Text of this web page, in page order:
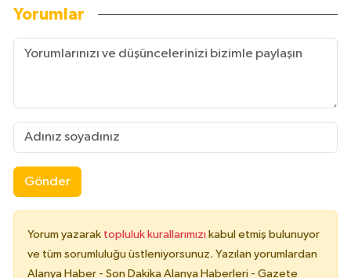
Yorumlar
Gönder
Yorum yazarak topluluk kurallarımızı kabul etmiş bulunuyor
ve tüm sorumluluğu üstleniyorsunuz. Yazılan yorumlardan
Alanya Haber - Son Dakika Alanya Haberleri - Gazete